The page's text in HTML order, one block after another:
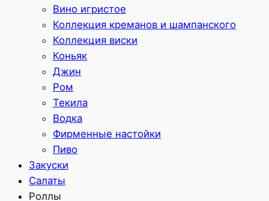
Вино игристое
Коллекция креманов и шампанского
Коллекция виски
Коньяк
Джин
Ром
Текила
Водка
Фирменные настойки
Пиво
Закуски
Салаты
Роллы